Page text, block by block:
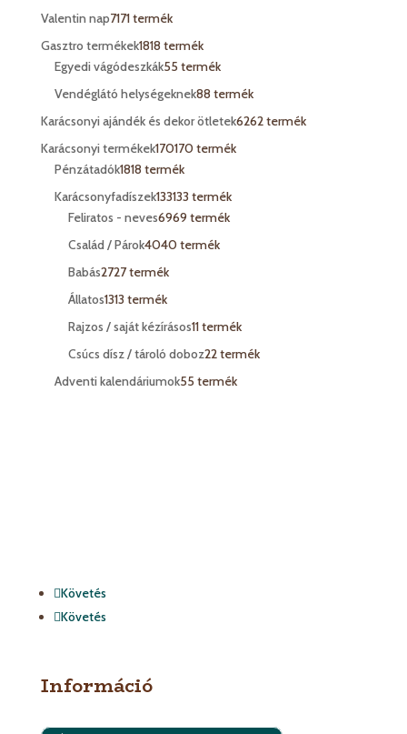
Valentin nap7171 termék
Gasztro termékek1818 termék
Egyedi vágódeszkák55 termék
Vendéglátó helységeknek88 termék
Karácsonyi ajándék és dekor ötletek6262 termék
Karácsonyi termékek170170 termék
Pénzátadók1818 termék
Karácsonyfadíszek133133 termék
Feliratos - neves6969 termék
Család / Párok4040 termék
Babás2727 termék
Állatos1313 termék
Rajzos / saját kézírásos11 termék
Csúcs dísz / tároló doboz22 termék
Adventi kalendáriumok55 termék
Követés
Követés
Információ